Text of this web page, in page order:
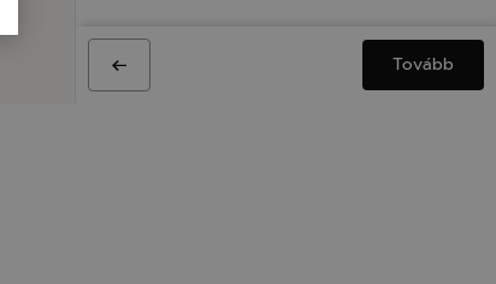
Tovább